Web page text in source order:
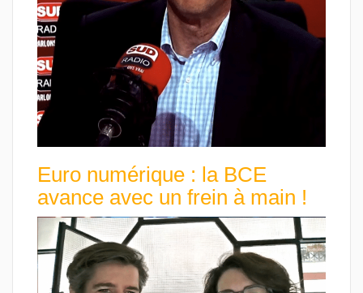
Euro numérique : la BCE
avance avec un frein à main !